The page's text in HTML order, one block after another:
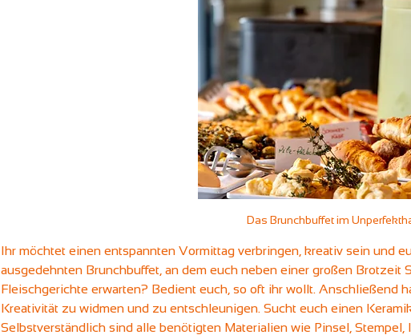
Das Brunchbuffet im
Ihr möchtet einen entspannten Vormittag verbringen, kreativ sein und
ausgedehnten Brunchbuffet, an dem euch neben einer großen Brotzeit
Fleischgerichte erwarten? Bedient euch, so oft ihr wollt. Anschließend
Kreativität zu widmen und zu entschleunigen. Sucht euch einen
Selbstverständlich sind alle benötigten Materialien wie Pinsel, Stempel,